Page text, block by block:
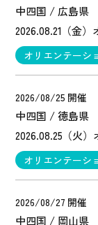
中四国 / 広島県
2026.08.21（金
オリエンテーシ
2026/08/25 開催
中四国 / 徳島県
2026.08.25（火
オリエンテーシ
2026/08/27 開催
中四国 / 岡山県